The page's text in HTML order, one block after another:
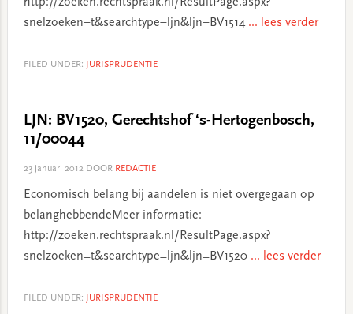
snelzoeken=t&searchtype=ljn&ljn=BV1514 ... lees verder
FILED UNDER: JURISPRUDENTIE
LJN: BV1520, Gerechtshof ‘s-Hertogenbosch,
11/00044
23 januari 2012DOOR REDACTIE
Economisch belang bij aandelen is niet overgegaan op
belanghebbendeMeer informatie:
http://zoeken.rechtspraak.nl/ResultPage.aspx?
snelzoeken=t&searchtype=ljn&ljn=BV1520 ... lees verder
FILED UNDER: JURISPRUDENTIE